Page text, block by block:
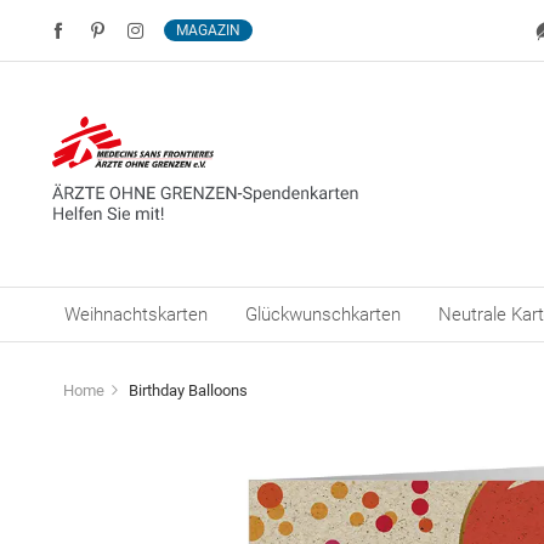
MAGAZIN
Weihnachtskarten Glückwunschkarten Neutrale
Home Birthday Balloons